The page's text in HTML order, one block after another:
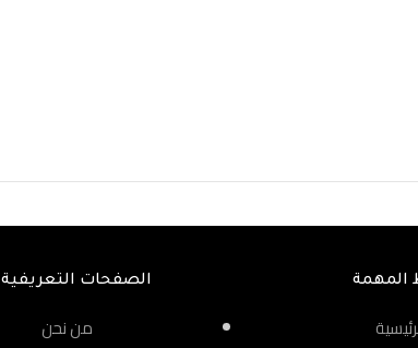
المهمة الصفحات التعريفية
من نحن